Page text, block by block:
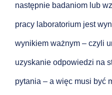
następnie badaniom lub
pracy laboratorium jest
wynikiem ważnym – czyli
uzyskanie odpowiedzi na
pytania – a więc musi być